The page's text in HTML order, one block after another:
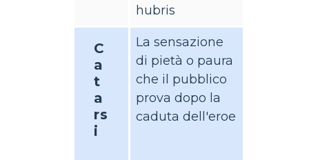
hubris
C
a
t
a
rs
i
La sensazione
di pietà o paura
che il pubblico
prova dopo la
caduta dell'eroe